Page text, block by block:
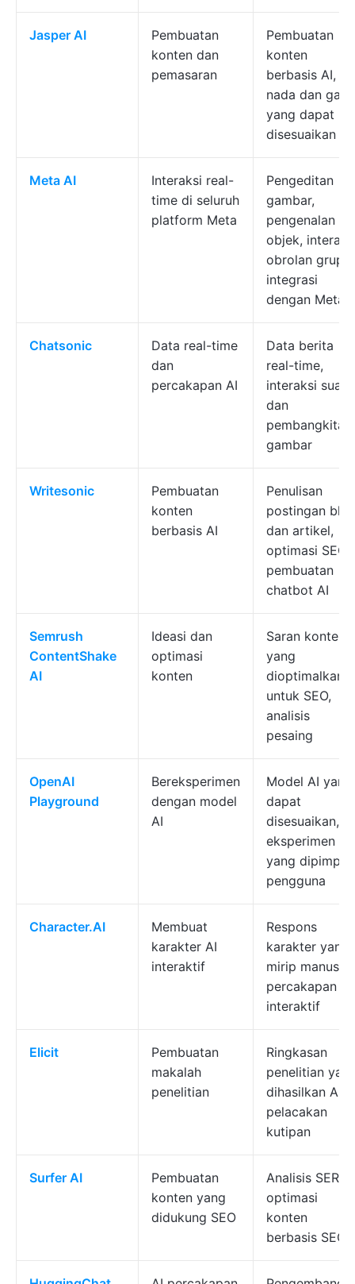
Jasper AI
Pembuatan
konten dan
pemasaran
Pembuatan
konten
berbasis AI,
nada dan gaya
yang dapat
disesuaikan
Meta AI
Interaksi real-
time di seluruh
platform Meta
Pengeditan
gambar,
pengenalan
objek,
obrolan grup,
integrasi
dengan Meta
Chatsonic
Data real-time
dan
percakapan AI
Data berita
real-time,
interaksi
dan
pembangkitan
gambar
Writesonic
Pembuatan
konten
berbasis AI
Penulisan
postingan
dan artikel,
optimasi SEO,
pembuatan
chatbot AI
Semrush
ContentShake
AI
Ideasi dan
optimasi
konten
Saran konten
yang
dioptimalkan
untuk SEO,
analisis
pesaing
OpenAI
Playground
Bereksperimen
dengan model
AI
Model AI yang
dapat
disesuaikan,
eksperimen
yang dipimpin
pengguna
Character.AI
Membuat
karakter AI
interaktif
Respons
karakter yang
mirip manusia,
percakapan
interaktif
Elicit
Pembuatan
makalah
penelitian
Ringkasan
penelitian
dihasilkan AI,
pelacakan
kutipan
Surfer AI
Pembuatan
konten yang
didukung SEO
Analisis SERP,
optimasi
konten
berbasis SEO